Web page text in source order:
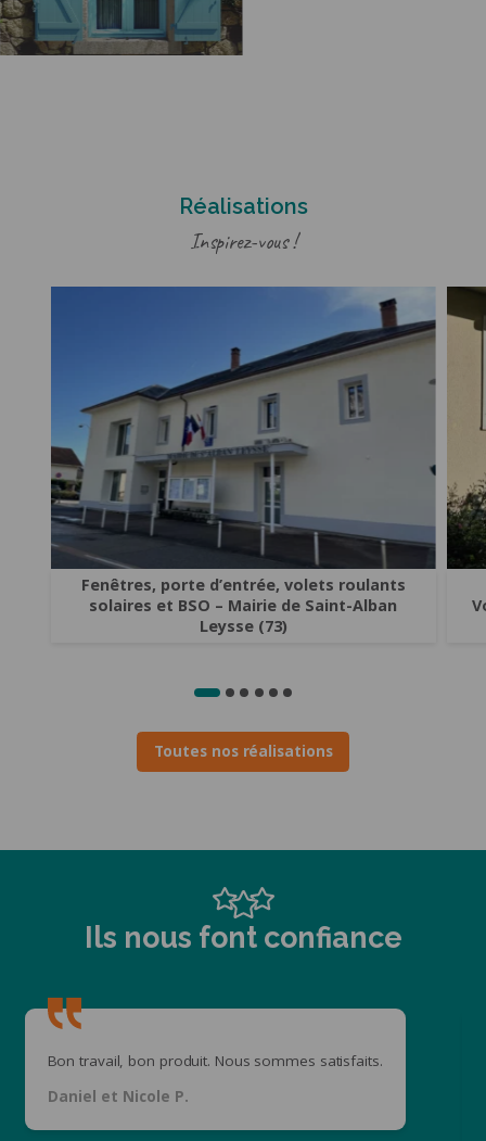
Réalisations
Inspirez-vous !
Fenêtres, porte d’entrée, volets roulants
solaires et BSO – Mairie de Saint-Alban
Leysse (73)
Toutes nos réalisations
Ils nous font confiance
Bon travail, bon produit. Nous sommes satisfaits.
Daniel et Nicole P.